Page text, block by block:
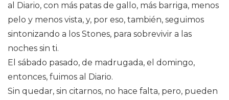
al Diario, con más patas de gallo, más barriga, menos
pelo y menos vista, y, por eso, también, seguimos
sintonizando a los Stones, para sobrevivir a las
noches sin ti.
El sábado pasado, de madrugada, el domingo,
entonces, fuimos al Diario.
Sin quedar, sin citarnos, no hace falta, pero, pueden